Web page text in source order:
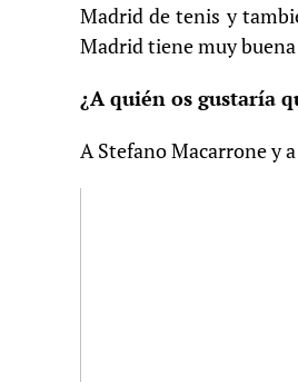
Madrid de tenis y
Madrid tiene muy
¿A quién os gustaría
A Stefano Macarrone y